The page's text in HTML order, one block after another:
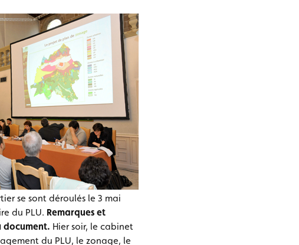
se sont déroulés le 3 mai
du PLU. Remarques et
document. Hier soir, le cabinet
du PLU, le zonage, le